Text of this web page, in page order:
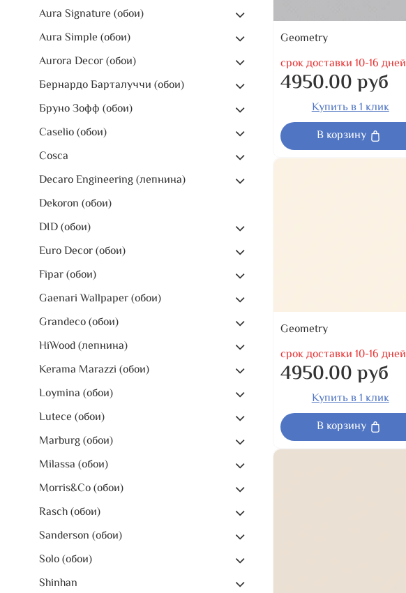
Geometry
срок доставки 10-16 дней
4950.00 руб
Купить в 1 клик
В корзину
Geometry
срок доставки 10-16 дней
4950.00 руб
Купить в 1 клик
В корзину
Aura Signature (обои)
Aura Simple (обои)
Aurora Decor (обои)
Бернардо Барталуччи (обои)
Бруно Зофф (обои)
Caselio (обои)
Cosca
Decaro Engineering (лепнина)
Dekoron (обои)
DID (обои)
Euro Decor (обои)
Fipar (обои)
Gaenari Wallpaper (обои)
Grandeco (обои)
HiWood (лепнина)
Kerama Marazzi (обои)
Loymina (обои)
Lutece (обои)
Marburg (обои)
Milassa (обои)
Morris&Co (обои)
Rasch (обои)
Sanderson (обои)
Solo (обои)
Shinhan